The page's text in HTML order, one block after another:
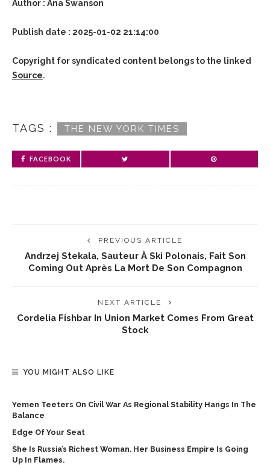
Author : Ana Swanson
Publish date : 2025-01-02 21:14:00
Copyright for syndicated content belongs to the linked
Source.
TAGS : THE NEW YORK TIMES
FACEBOOK
PREVIOUS ARTICLE
Andrzej Stekala, Sauteur À Ski Polonais, Fait Son
Coming Out Après La Mort De Son Compagnon
NEXT ARTICLE
Cordelia Fishbar In Union Market Comes From Great
Stock
YOU MIGHT ALSO LIKE
Yemen Teeters On Civil War As Regional Stability Hangs In The
Balance
Edge Of Your Seat
She Is Russia’s Richest Woman. Her Business Empire Is Going
Up In Flames.